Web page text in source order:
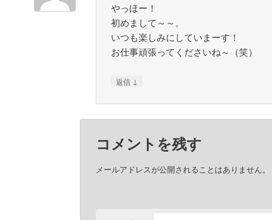
やっほー！
初めまして～～。
いつも楽しみにしていまーす！
お仕事頑張ってくださいね～（笑）
返信 ↓
コメントを残す
メールアドレスが公開されることはありません。